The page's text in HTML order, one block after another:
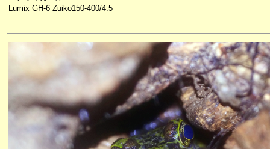
Lumix GH-6 Zuiko150-400/4.5